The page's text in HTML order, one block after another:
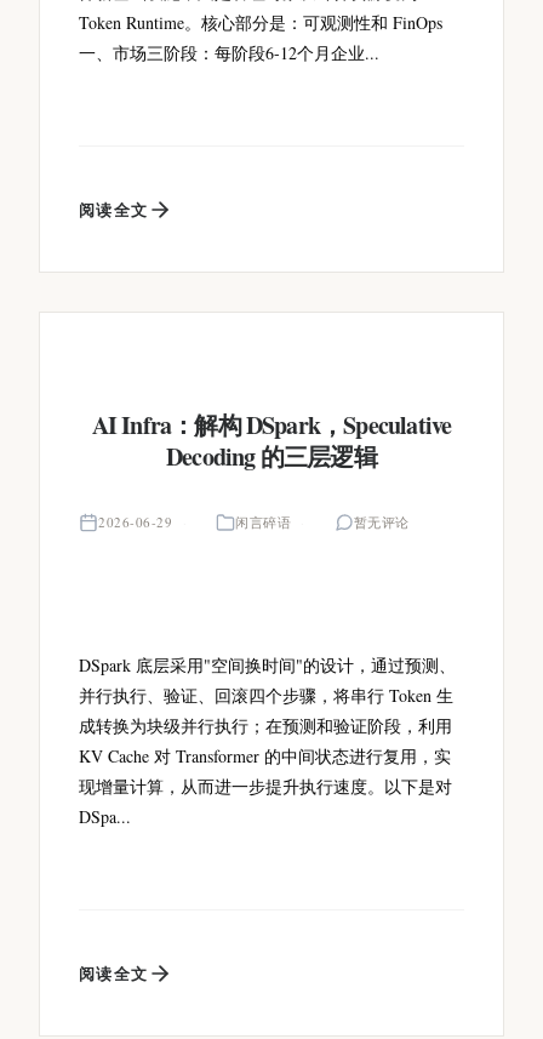
Token Runtime。核心部分是：可观测性和 FinOps
一、市场三阶段：每阶段6-12个月企业...
阅读全文
AI Infra：解构 DSpark，Speculative
Decoding 的三层逻辑
2026-06-29 闲言碎语 暂无评论
DSpark 底层采用"空间换时间"的设计，通过预测、
并行执行、验证、回滚四个步骤，将串行 Token 生
成转换为块级并行执行；在预测和验证阶段，利用
KV Cache 对 Transformer 的中间状态进行复用，实
现增量计算，从而进一步提升执行速度。以下是对
DSpa...
阅读全文